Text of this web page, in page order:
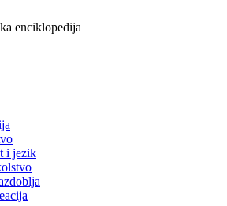
enciklopedija
i jezik